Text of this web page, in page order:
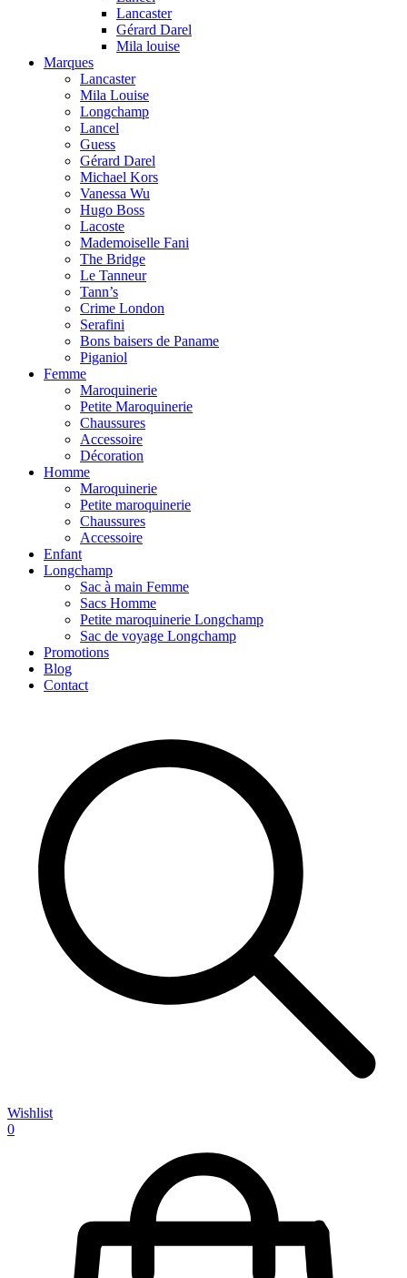
Lancaster
Gérard Darel
Mila louise
Marques
Lancaster
Mila Louise
Longchamp
Lancel
Guess
Gérard Darel
Michael Kors
Vanessa Wu
Hugo Boss
Lacoste
Mademoiselle Fani
The Bridge
Le Tanneur
Tann’s
Crime London
Serafini
Bons baisers de Paname
Piganiol
Femme
Maroquinerie
Petite Maroquinerie
Chaussures
Accessoire
Décoration
Homme
Maroquinerie
Petite maroquinerie
Chaussures
Accessoire
Enfant
Longchamp
Sac à main Femme
Sacs Homme
Petite maroquinerie Longchamp
Sac de voyage Longchamp
Promotions
Blog
Contact
Wishlist
0